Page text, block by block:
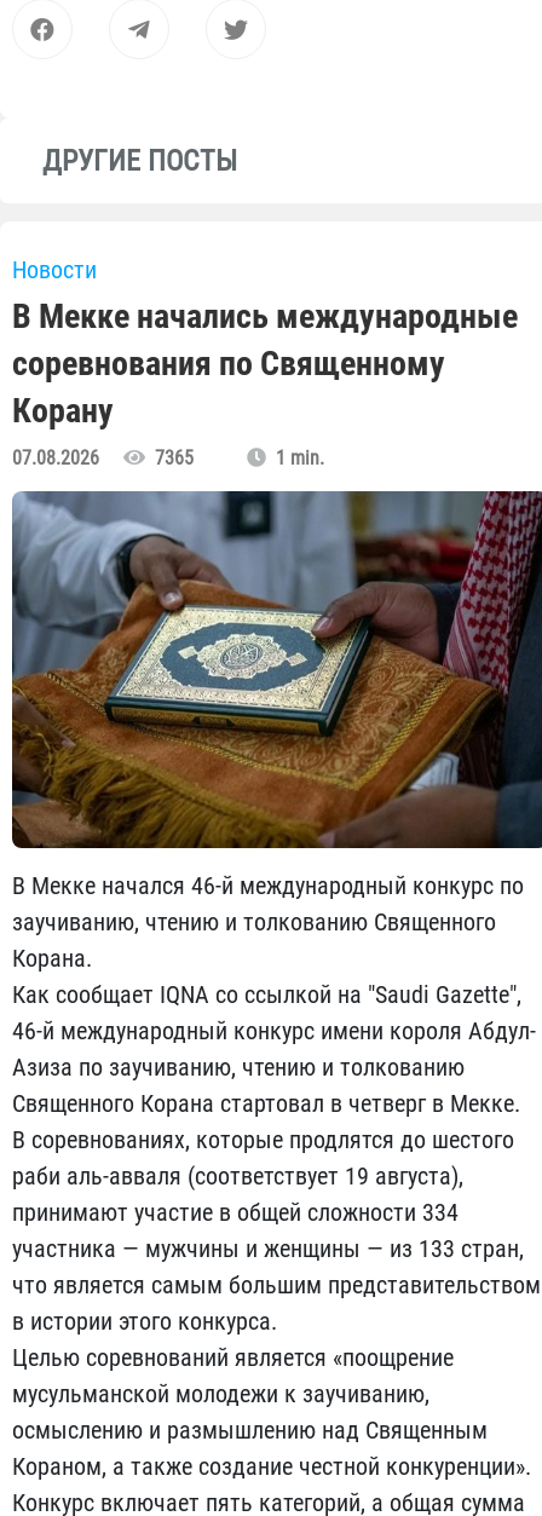
ДРУГИЕ ПОСТЫ
Новости
В Мекке начались международные
соревнования по Священному
Корану
07.08.2026 7365 1 min.
В Мекке начался 46-й международный конкурс по
заучиванию, чтению и толкованию Священного
Корана.
Как сообщает IQNA со ссылкой на "Saudi Gazette",
46-й международный конкурс имени короля Абдул-
Азиза по заучиванию, чтению и толкованию
Священного Корана стартовал в четверг в Мекке.
В соревнованиях, которые продлятся до шестого
раби аль-авваля (соответствует 19 августа),
принимают участие в общей сложности 334
участника — мужчины и женщины — из 133 стран,
что является самым большим представительством
в истории этого конкурса.
Целью соревнований является «поощрение
мусульманской молодежи к заучиванию,
осмыслению и размышлению над Священным
Кораном, а также создание честной конкуренции».
Конкурс включает пять категорий, а общая сумма